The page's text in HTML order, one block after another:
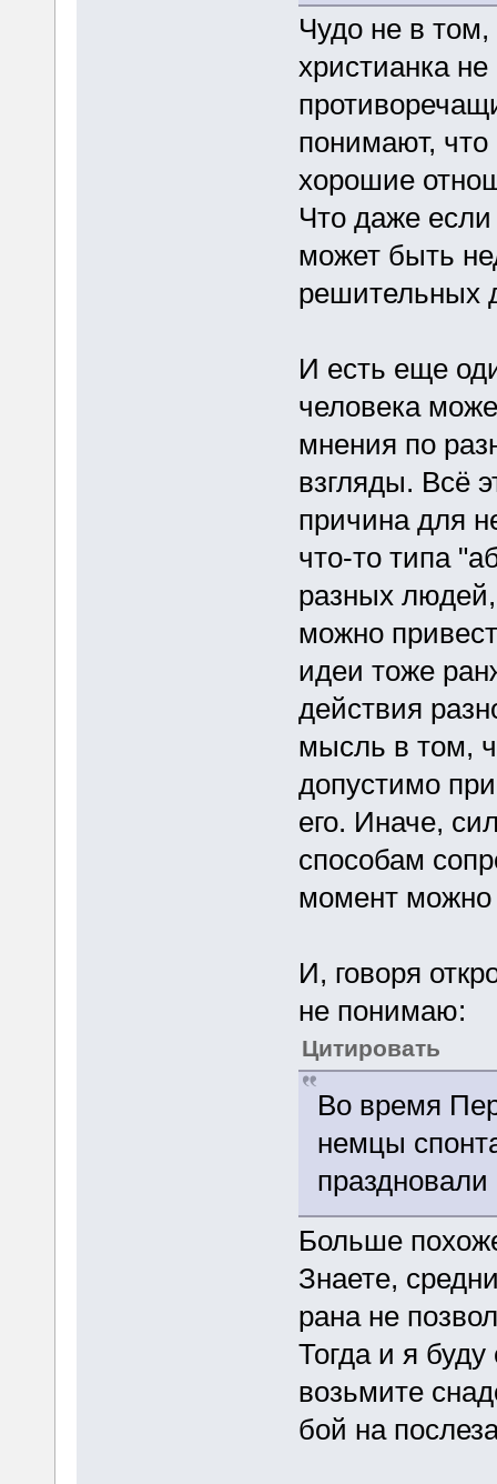
Чудо не в
христианка
понимают,
хорошие
Что даже
может быть
решительных
И есть еще
человека
мнения по
взгляды. Всё
причина для
что-то типа
разных
можно
идеи тоже
действия
мысль в том,
допустимо
его. Иначе,
способам
момент можно
И, говоря
не понимаю:
Цитировать
Во время
немцы
Больше
Знаете,
рана не
Тогда и я
возьмите
бой на